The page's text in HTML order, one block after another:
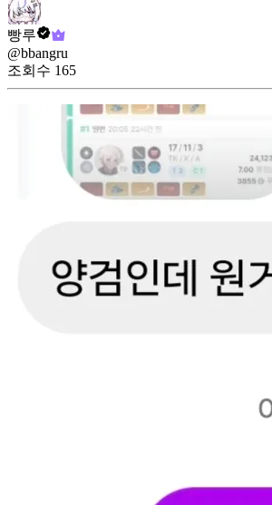
빵루
@bbangru
조회수 165